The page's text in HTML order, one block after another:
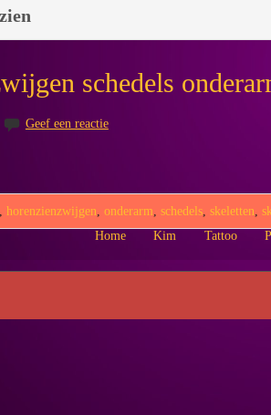
zien
schedels
Geef een reactie
,horenzienzwijgen ,onderarm ,schedels ,skeletten ,
Home Kim Tattoo